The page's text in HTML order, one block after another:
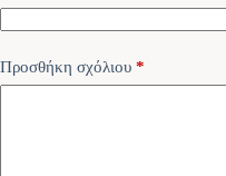
Προσθήκη σχόλιου *